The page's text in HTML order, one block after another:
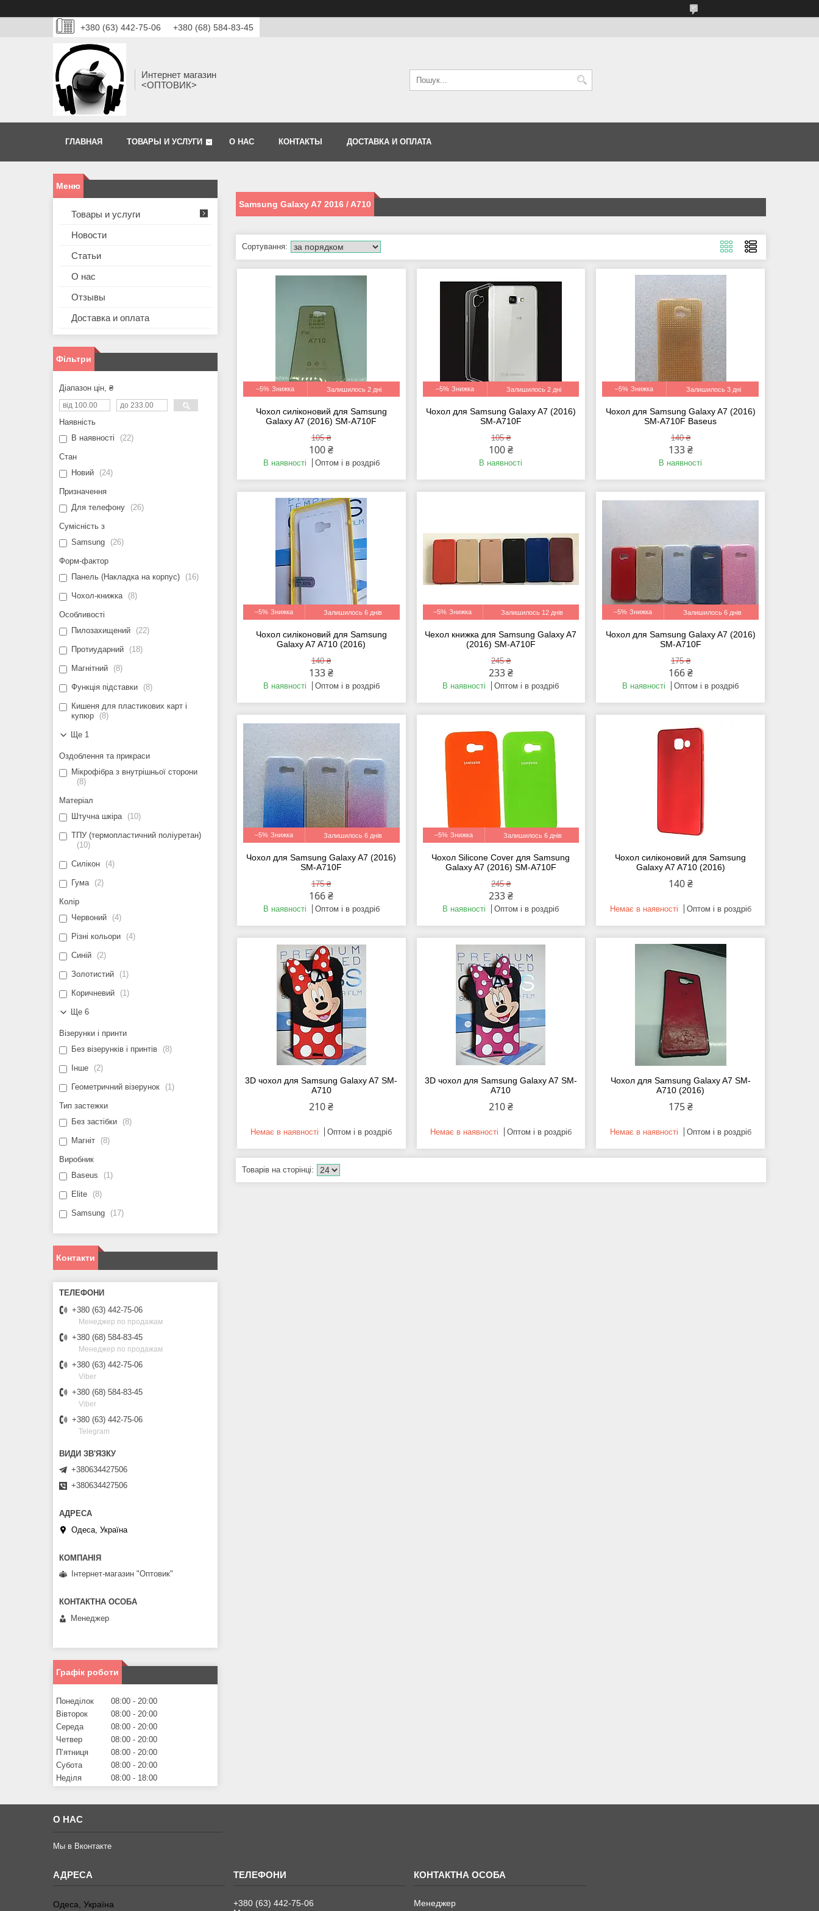
+380 (63) 442-75-06 +380 (68) 584-83-45
Интернет магазин
<ОПТОВИК>
ГЛАВНАЯ ТОВАРЫ И УСЛУГИ О НАС КОНТАКТЫ ДОСТАВКА И ОПЛАТА
Samsung Galaxy A7 2016 / A710
–5% Залишилось 2 дні
Чохол силіконовий для Samsung
Galaxy A7 (2016) SM-A710F
105 ₴
100 ₴
В наявності Оптом і в роздріб
–5% Залишилось 2 дні
Чохол для Samsung Galaxy A7 (2016)
SM-A710F
105 ₴
100 ₴
В наявності
–5% Залишилось 3 дні
Чохол для Samsung Galaxy A7 (2016)
SM-A710F Baseus
140 ₴
133 ₴
В наявності
–5% Залишилось 6 днів
Чохол силіконовий для Samsung
Galaxy A7 A710 (2016)
140 ₴
133 ₴
В наявності Оптом і в роздріб
–5% Залишилось 12 днів
Чехол книжка для Samsung Galaxy A7
(2016) SM-A710F
245 ₴
233 ₴
В наявності Оптом і в роздріб
–5% Залишилось 6 днів
Чохол для Samsung Galaxy A7 (2016)
SM-A710F
175 ₴
166 ₴
В наявності Оптом і в роздріб
–5% Залишилось 6 днів
Чохол для Samsung Galaxy A7 (2016)
SM-A710F
175 ₴
166 ₴
В наявності Оптом і в роздріб
–5% Залишилось 6 днів
Чохол Silicone Cover для Samsung
Galaxy A7 (2016) SM-A710F
245 ₴
233 ₴
В наявності Оптом і в роздріб
Чохол силіконовий для Samsung
Galaxy A7 A710 (2016)
140 ₴
Немає в наявності Оптом і в роздріб
3D чохол для Samsung Galaxy A7 SM-
A710
210 ₴
Немає в наявності Оптом і в роздріб
3D чохол для Samsung Galaxy A7 SM-
A710
210 ₴
Немає в наявності Оптом і в роздріб
Чохол для Samsung Galaxy A7 SM-
A710 (2016)
175 ₴
Немає в наявності Оптом і в роздріб
Товары и услуги
Новости
Статьи
О нас
Отзывы
Доставка и оплата
Фільтри
Діапазон цін, ₴
Наявність
В наявності
22
Стан
Новий
24
Призначення
Для телефону
26
Сумісність з
Samsung
26
Форм-фактор
Панель (Накладка на корпус)
16
Чохол-книжка 8
Особливості
Пилозахищений
22
Протиударний 18
Магнітний 8
Функція підставки 8
Кишеня для пластикових карт і
купюр
8
Ще 1
Оздоблення та прикраси
Мікрофібра з внутрішньої сторони
8
Матеріал
Штучна шкіра
10
ТПУ (термопластичний поліуретан)
10
Силікон 4
Гума 2
Колір
Червоний
4
Різні кольори 4
Синій 2
Золотистий 1
Коричневий 1
Ще 6
Візерунки і принти
Без візерунків і принтів
8
Інше 2
Геометричний візерунок 1
Тип застежки
Без застібки
8
Магніт 8
Виробник
Baseus
1
Elite 8
Samsung 17
Контакти
+380 (63) 442-75-06
Менеджер по продажам
+380 (68) 584-83-45
Менеджер по продажам
+380 (63) 442-75-06
Viber
+380 (68) 584-83-45
Viber
+380 (63) 442-75-06
Telegram
+380634427506
+380634427506
Одеса, Україна
Інтернет-магазин "Оптовик"
Менеджер
Графік роботи
Понеділок 08:00
20:00
Вівторок
08:00
20:00
Середа
08:00
20:00
Четвер
08:00
20:00
Пʼятниця
08:00
20:00
Субота
08:00
20:00
Неділя
08:00 18:00
О НАС
Мы в Вконтакте
Одеса, Україна
+380 (63) 442-75-06
Менеджер